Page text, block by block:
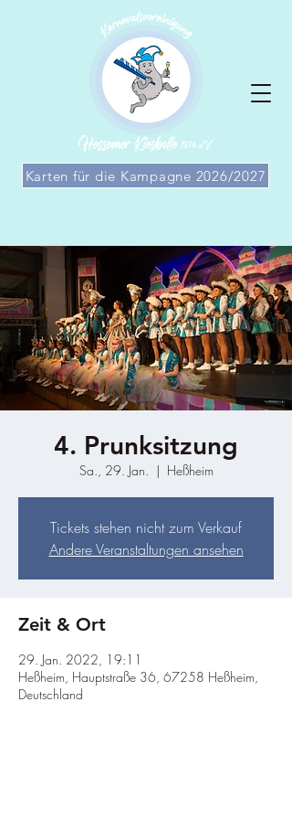
Karten für die Kampagne 2026/2027
4. Prunksitzung
Sa., 29. Jan.
  |
Heßheim
Tickets stehen nicht zum Verkauf
Andere Veranstaltungen ansehen
Zeit & Ort
29. Jan. 2022, 19:11
Heßheim, Hauptstraße 36, 67258 Heßheim,
Deutschland